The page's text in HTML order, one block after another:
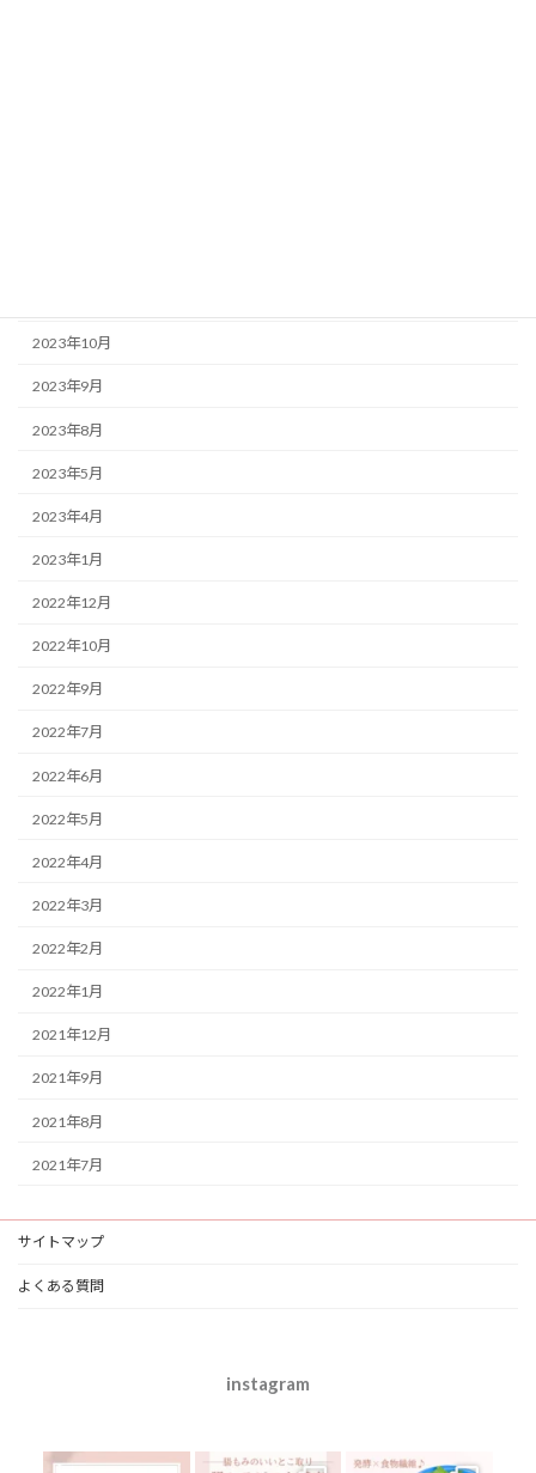
2023年10月
2023年9月
2023年8月
2023年5月
2023年4月
2023年1月
2022年12月
2022年10月
2022年9月
2022年7月
2022年6月
2022年5月
2022年4月
2022年3月
2022年2月
2022年1月
2021年12月
2021年9月
2021年8月
2021年7月
サイトマップ
よくある質問
instagram